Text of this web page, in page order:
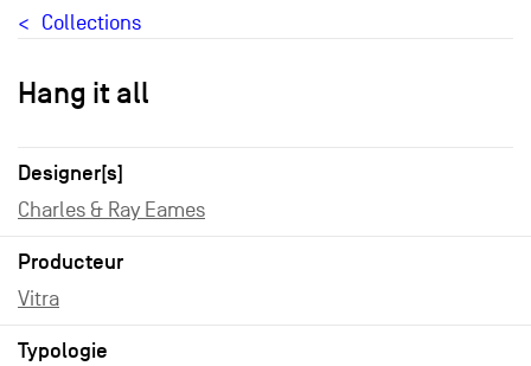
Collections
Hang it all
Designer[s]
Charles & Ray Eames
Producteur
Vitra
Typologie